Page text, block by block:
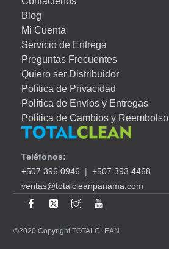
Blog
Mi Cuenta
Servicio de Entrega
Preguntas Frecuentes
Quiero ser Distribuidor
Política de Privacidad
Política de Envíos y Entregas
Política de Cambios y Reembolso
Teléfonos:
+507 396.0946 |+507 393.4468
ventas@totalcleanpanama.com
©2020 Copyright TOTALCLEAN